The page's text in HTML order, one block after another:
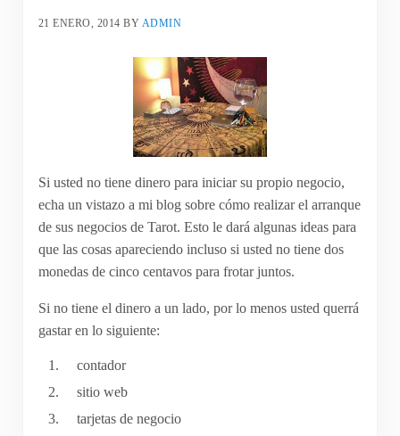
21 ENERO, 2014 BY ADMIN
Si usted no tiene dinero para iniciar su propio negocio,
echa un vistazo a mi blog sobre cómo realizar el arranque
de sus negocios de Tarot. Esto le dará algunas ideas para
que las cosas apareciendo incluso si usted no tiene dos
monedas de cinco centavos para frotar juntos.
Si no tiene el dinero a un lado, por lo menos usted querrá
gastar en lo siguiente:
contador
sitio web
tarjetas de negocio